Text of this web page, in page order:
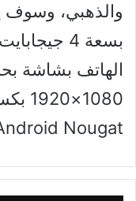
والذهبي، وسوف
Nougat.